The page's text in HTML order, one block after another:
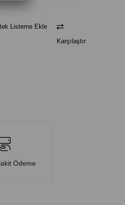
Listeme Ekle
Karşılaştır
Ödeme